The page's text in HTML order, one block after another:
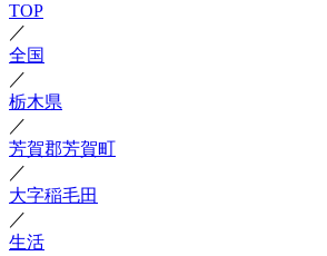
TOP
／
全国
／
栃木県
／
芳賀郡芳賀町
／
大字稲毛田
／
生活